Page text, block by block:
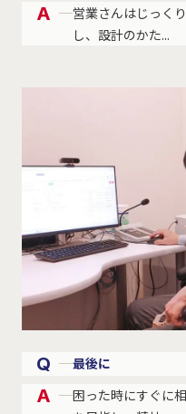
A
営業さんはじっく
し、設計のかた...
Q 最後に
A
困った時にすぐに